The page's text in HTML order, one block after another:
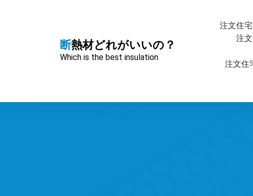
ッ
断熱材どれがいいの？
Which is the best insulation
注文住
注
注文住